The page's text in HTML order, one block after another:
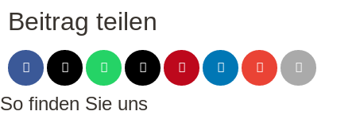
Beitrag teilen
So finden Sie uns